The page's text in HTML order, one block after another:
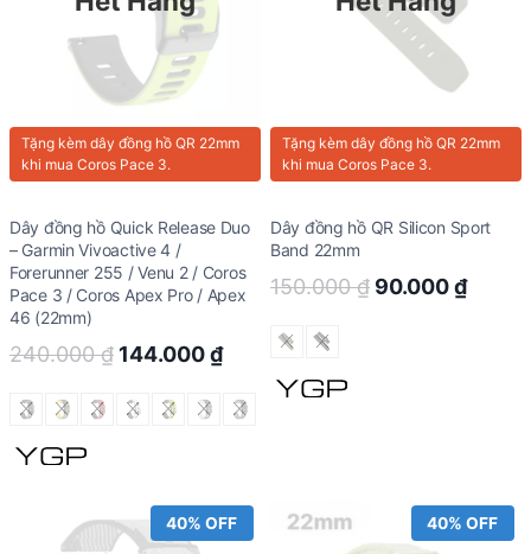
Tặng kèm dây đồng hồ QR 22mm
khi mua Coros Pace 3.
Dây đồng hồ Quick Release Duo
– Garmin Vivoactive 4 /
Forerunner 255 / Venu 2 / Coros
Pace 3 / Coros Apex Pro / Apex
46 (22mm)
240.000₫ Original
was:
144.000₫Current
is:
Tặng kèm dây đồng hồ QR 22mm
khi mua Coros Pace 3.
Dây đồng hồ QR Silicon Sport
Band 22mm
150.000₫ Original
90.000₫
40% OFF 40% OFF